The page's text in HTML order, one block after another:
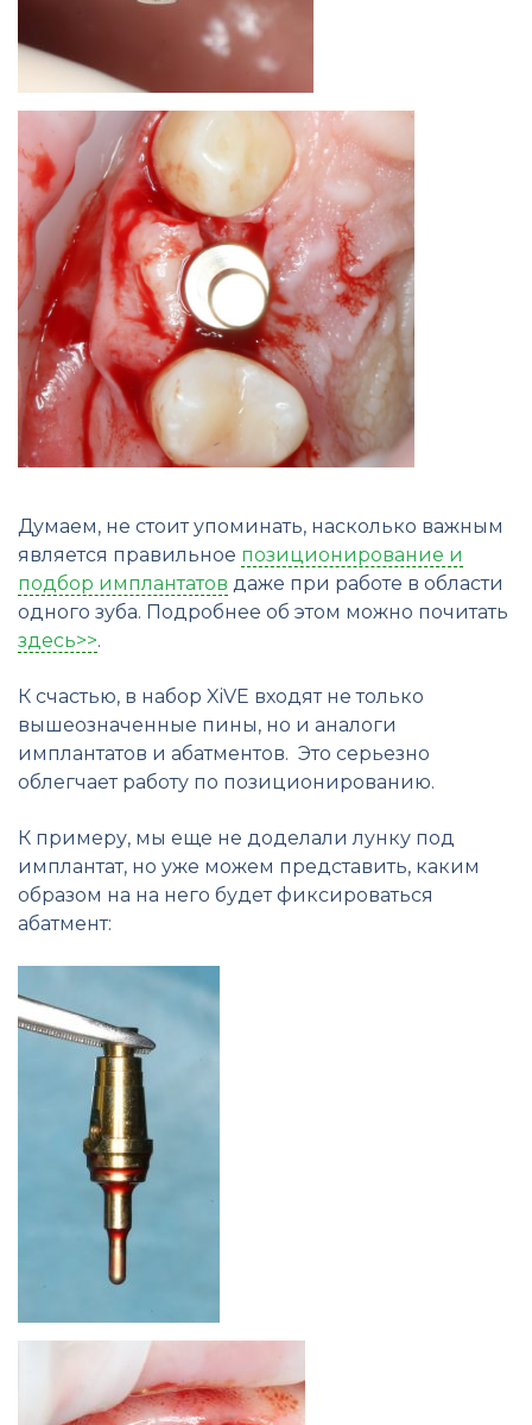
Думаем, не стоит упоминать, насколько важным
является правильное позиционирование и
подбор имплантатов даже при работе в области
одного зуба. Подробнее об этом можно почитать
здесь>>.
К счастью, в набор XiVE входят не только
вышеозначенные пины, но и аналоги
имплантатов и абатментов. Это серьезно
облегчает работу по позиционированию.
К примеру, мы еще не доделали лунку под
имплантат, но уже можем представить, каким
образом на на него будет фиксироваться
абатмент: